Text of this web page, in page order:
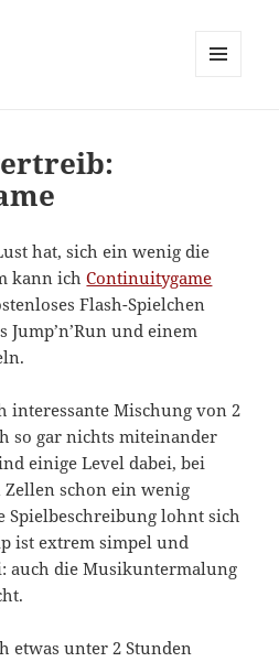
hat, sich ein wenig die
kann ichContinuitygame
Flash-Spielchen
und einem
interessante Mischung von 2
so gar nichts miteinander
einige Level dabei, bei
schon ein wenig
Spielbeschreibung lohnt sich
ist extrem simpel und
auch die Musikuntermalung
etwas unter 2 Stunden